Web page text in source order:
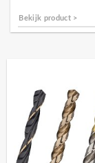
Bekijk product >